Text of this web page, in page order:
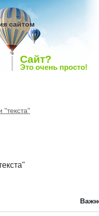
сайтом
Сайт?
Это очень просто!
"текста"